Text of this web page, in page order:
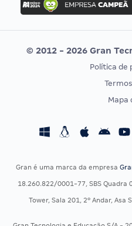
Concurso MPU
Editais publicados
CONCURSOS POR PROFISSÃO
Concursos Fiscais
Concursos Saúde
© 2012 - 2026 Gran
Política de
Mapa
Gran é uma marca da empresa
18.260.822/0001-77, SBS Quadra
Tower, Sala 201, 2º Andar, Asa